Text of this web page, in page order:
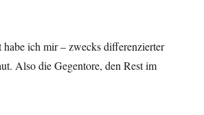
ich mir – zwecks differenzierter
Also die Gegentore, den Rest im